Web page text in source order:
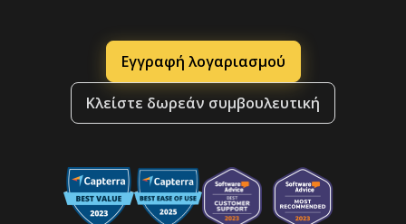
Εγγραφή λογαριασμού
Κλείστε δωρεάν συμβουλευτική